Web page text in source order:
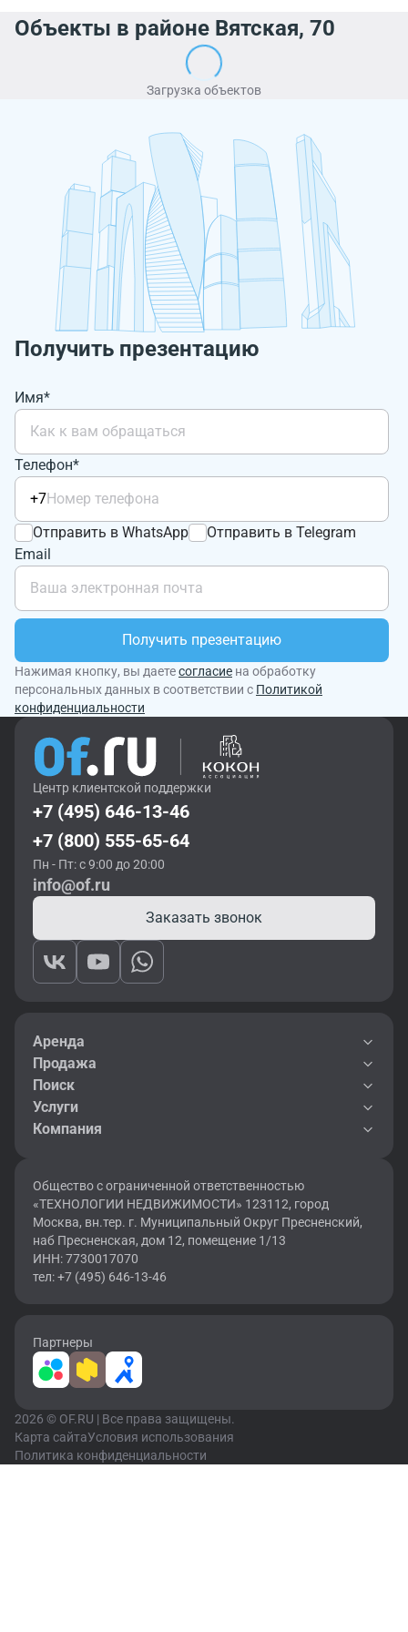
Объекты в районе Вятская, 70
Загрузка объектов
Получить презентацию
Имя*
Телефон*
+7
Отправить в WhatsApp
Отправить в Telegram
Email
Получить презентацию
Нажимая кнопку, вы даетесогласие на обработку
персональных данных в соответствии с Политикой
конфиденциальности
Центр клиентской поддержки
+7 (495) 646-13-46
+7 (800) 555-65-64
Пн - Пт: с 9:00 до 20:00
info@of.ru
Заказать звонок
Аренда
Продажа
Поиск
Услуги
Компания
Общество с ограниченной ответственностью
«ТЕХНОЛОГИИ НЕДВИЖИМОСТИ» 123112, город
Москва, вн.тер. г. Муниципальный Округ Пресненский,
наб Пресненская, дом 12, помещение 1/13
ИНН: 7730017070
тел: +7 (495) 646-13-46
Партнеры
2026 © OF.RU | Все права защищены.
Карта сайтаУсловия использования
Политика конфиденциальности